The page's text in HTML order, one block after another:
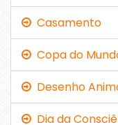
Casamento
Copa do
Desenho
Dia da